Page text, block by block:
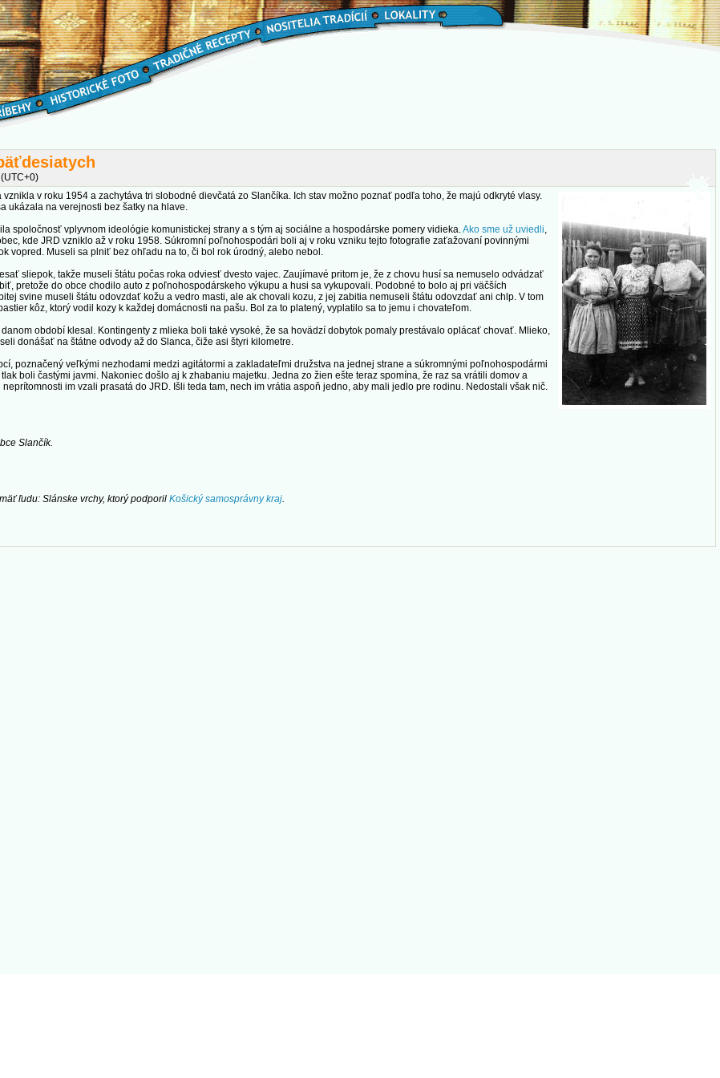
vznikla v roku 1954 a zachytáva tri slobodné dievčatá zo Slančíka. Ich stav možno poznať podľa toho, že majú odkryté vlasy.
ukázala na verejnosti bez šatky na hlave.
spoločnosť vplyvnom ideológie komunistickej strany a s tým aj sociálne a hospodárske pomery vidieka.Ako sme už uviedli,
kde JRD vzniklo až v roku 1958. Súkromní poľnohospodári boli aj v roku vzniku tejto fotografie zaťažovaní povinnými
vopred. Museli sa plniť bez ohľadu na to, či bol rok úrodný, alebo nebol.
sliepok, takže museli štátu počas roka odviesť dvesto vajec. Zaujímavé pritom je, že z chovu husí sa nemuselo odvádzať
pretože do obce chodilo auto z poľnohospodárskeho výkupu a husi sa vykupovali. Podobné to bolo aj pri väčších
svine museli štátu odovzdať kožu a vedro masti, ale ak chovali kozu, z jej zabitia nemuseli štátu odovzdať ani chlp. V tom
kôz, ktorý vodil kozy k každej domácnosti na pašu. Bol za to platený, vyplatilo sa to jemu i chovateľom.
období klesal. Kontingenty z mlieka boli také vysoké, že sa hovädzí dobytok pomaly prestávalo oplácať chovať. Mlieko,
donášať na štátne odvody až do Slanca, čiže asi štyri kilometre.
poznačený veľkými nezhodami medzi agitátormi a zakladateľmi družstva na jednej strane a súkromnými poľnohospodármi
boli častými javmi. Nakoniec došlo aj k zhabaniu majetku. Jedna zo žien ešte teraz spomína, že raz sa vrátili domov a
im vzali prasatá do JRD. Išli teda tam, nech im vrátia aspoň jedno, aby mali jedlo pre rodinu. Nedostali však nič.
Slančík.
ľudu: Slánske vrchy, ktorý podporil Košický samosprávny kraj.